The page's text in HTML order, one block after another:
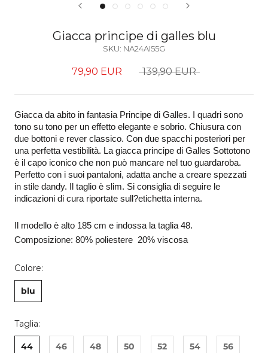
Giacca principe di galles blu
SKU: NA24AI55G
79,90 EUR 139,90 EUR
Giacca da abito in fantasia Principe di Galles. I quadri sono
tono su tono per un effetto elegante e sobrio. Chiusura con
due bottoni e rever classico. Con due spacchi posteriori per
una perfetta vestibilità. La giacca principe di Galles Sottotono
è il capo iconico che non può mancare nel tuo guardaroba.
Perfetto con i suoi pantaloni, adatta anche a creare spezzati
in stile dandy. Il taglio è slim. Si consiglia di seguire le
indicazioni di cura riportate sull?etichetta interna.
Il modello è alto 185 cm e indossa la taglia 48.
Composizione: 80% poliestere  20% viscosa
Colore:
blu
Taglia:
44 46 48 50 52 54 56